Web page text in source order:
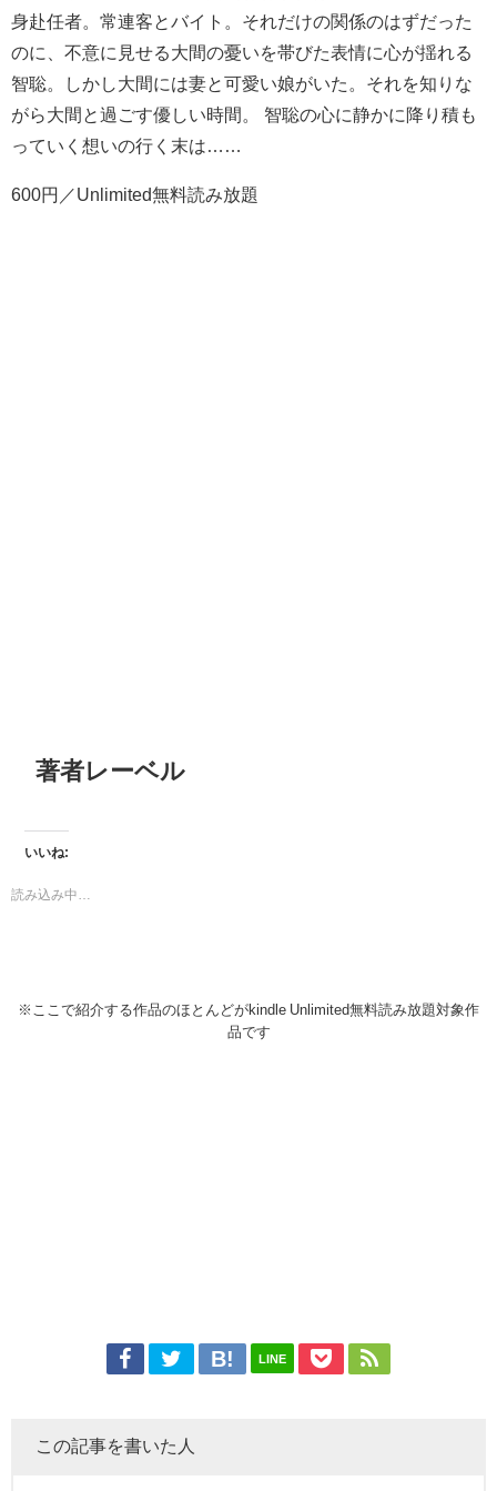
身赴任者。常連客とバイト。それだけの関係のはずだった
のに、不意に見せる大間の憂いを帯びた表情に心が揺れる
智聡。しかし大間には妻と可愛い娘がいた。それを知りな
がら大間と過ごす優しい時間。 智聡の心に静かに降り積も
っていく想いの行く末は……
600円／Unlimited無料読み放題
著者レーベル
いいね:
読み込み中…
※ここで紹介する作品のほとんどがkindle Unlimited無料読み放題対象作
品です
LINE
この記事を書いた人